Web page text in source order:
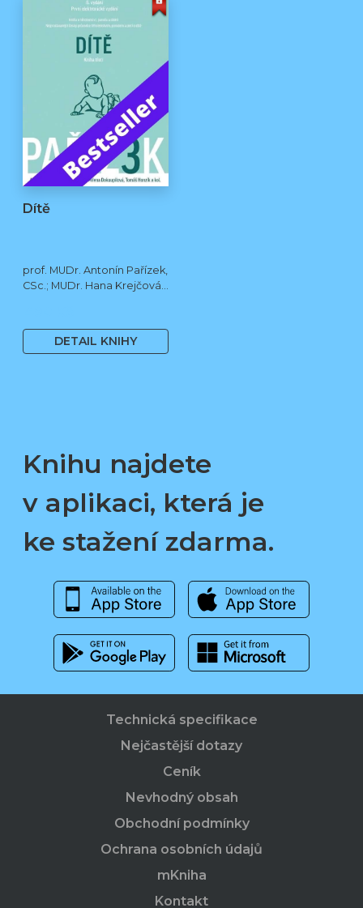
Dítě
prof. MUDr. Antonín Pařízek,
CSc.; MUDr. Hana Krejčová,
Tomáš Honzík, Ph.D. a kol.
DETAIL KNIHY
Knihu najdete
v aplikaci, která je
ke stažení zdarma.
Technická specifikace
Nejčastější dotazy
Ceník
Nevhodný obsah
Obchodní podmínky
Ochrana osobních údajů
mKniha
Kontakt